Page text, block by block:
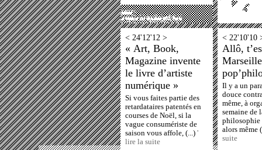
< 24'12'12 >
« Art, Book,
Magazine invente
le livre d’artiste
numérique »
Si vous faites partie des
retardataires patentés en
courses de Noël, si la
vague consumériste de
saison vous affole, (...) '
lire la suite
< 22'10'10
Allô,
Il y a un
douce
même, à
semaine de
philosophie
alors même
suite